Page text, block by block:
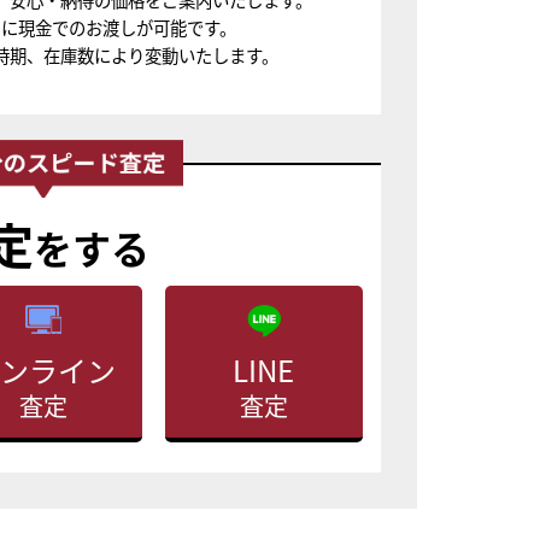
現金でのお渡しが可能です。
、在庫数により変動いたします。
をする
ライン
査定
LINE
査定